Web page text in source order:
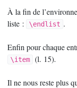
À la fin de
liste :
\endlist .
Enfin pour chaque
\item (l. 15).
Il ne nous reste plus